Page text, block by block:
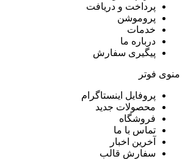
پرداخت و دریافت
پروموشن
خدمات
درباره ما
پیگیری سفارش
منوی فوتر
پروفایل اینستاگرام
محصولات جدید
فروشگاه
تماس با ما
آخرین اخبار
سفارش قالب